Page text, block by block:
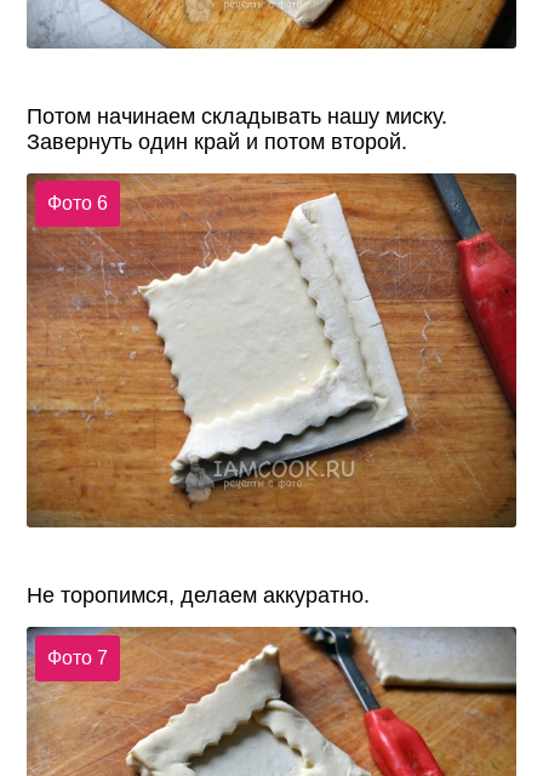
Потом начинаем складывать нашу миску.
Завернуть один край и потом второй.
Фото 6
Не торопимся, делаем аккуратно.
Фото 7